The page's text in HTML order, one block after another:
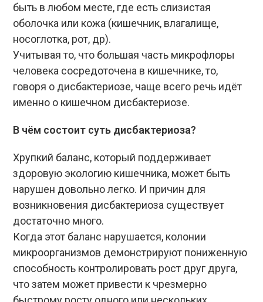
быть в любом месте, где есть слизистая
оболочка или кожа (кишечник, влагалище,
носоглотка, рот, др).
Учитывая то, что большая часть микрофлоры
человека сосредоточена в кишечнике, то,
говоря о дисбактериозе, чаще всего речь идёт
именно о кишечном дисбактериозе.
В чём состоит суть дисбактериоза?
Хрупкий баланс, который поддерживает
здоровую экологию кишечника, может быть
нарушен довольно легко. И причин для
возникновения дисбактериоза существует
достаточно много.
Когда этот баланс нарушается, колонии
микроорганизмов демонстрируют пониженную
способность контролировать рост друг друга,
что затем может привести к чрезмерно